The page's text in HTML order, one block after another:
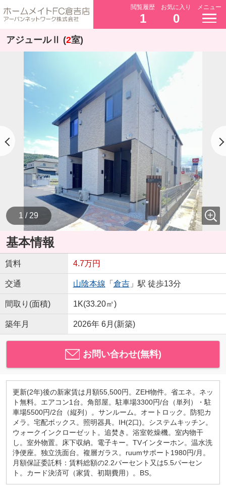
閲覧履歴
1
お気に入り
0
メニュー
アジュールⅡ (2室)
1 / 29
基本情報
賃料 4.7万円
交通 山陰本線 「 倉吉」駅 徒歩13分
間取り(面積) 1K(33.20㎡)
築年月 2026年 6月(新築)
お問い合わせ(無料)
更新(2年)後の新家賃は月額55,500円。ZEH物件。省エネ。ネッ
ト無料。エアコン1台。角部屋。駐車場3300円/台（単列）・駐
車場5500円/2台（縦列）。サンルーム。オートロック。防犯カ
メラ。宅配ボックス。照明器具。IH(2口)。システムキッチン。
ウォークインクローゼット。追焚き。浴室乾燥機。室内物干
し。室外物置。床下収納。電子キー。TVインターホン。温水洗
浄便座。独立洗面台。複層ガラス。ruumサポート1980円/月。
月額保証委託料：賃料総額の2.2パーセント又は5.5パーセン
ト。カード決済可（家賃、初期費用）。BS。